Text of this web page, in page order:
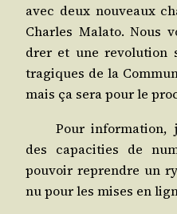
avec deux nou­veaux
Charles Mala­to. Nous
drer et une revo­lu­tion
tra­giques de la
mais ça sera pour le
Pour infor­ma­tion,
des capa­ci­ties de
pou­voir reprendre un
nu pour les mises en